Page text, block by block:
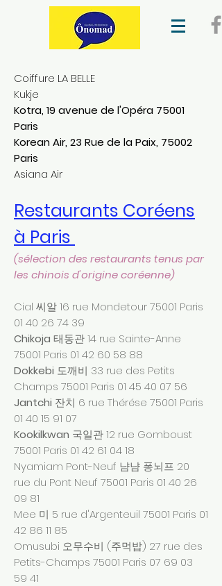
Coiffure LA BELLE
Kukje
Kotra, 19 avenue de l'Opéra 75001
Paris
Korean Air, 23 Rue de la Paix, 75002
Paris
Asiana Air
Restaurants Coréens
à Paris
(sélection des restaurants tenus par
les chinois d'origine coréenne)
Cial 씨알 16 rue Mondetour 75001 Paris
01 40 26 74 39
Chikoja 태동관 14 rue Sainte-Anne
75001 Paris 01 42 60 58 88
Dokkebi 도깨비 33 rue des Petits
Champs 75001 Paris 01 45 40 07 56
Jantchi 잔치 6 rue Thérése 75001 Paris
01 40 15 91 07
Kookilkwan 국일관 12 rue Gomboust
75001 Paris 01 42 61 04 18
Nyamiam Pont-Neuf 냠냠 퐁뇌프 20
rue du Pont Neuf 75001 Paris 01 40 26
09 81
Mee 미 5 rue d'Argenteuil 75001 Paris 01
42 86 11 85
Omusubi 오무수비 (주먹밥) 27 rue des
Petits-Champs 75001 Paris 07 69 03
59 41